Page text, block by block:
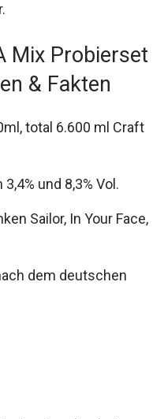
Mix Probierset
& Fakten
total 6.600 ml Craft
und 8,3% Vol.
Sailor, In Your Face,
dem deutschen